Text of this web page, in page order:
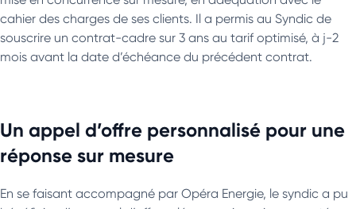
cahier des charges de ses clients. Il a permis au Syndic de
souscrire un contrat-cadre sur 3 ans au tarif optimisé, à j-2
mois avant la date d’échéance du précédent contrat.
Un appel d’offre personnalisé pour une
réponse sur mesure
En se faisant accompagné par Opéra Energie, le syndic a pu